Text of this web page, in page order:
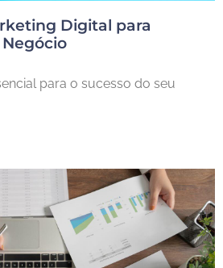
Digital para
para o sucesso do seu